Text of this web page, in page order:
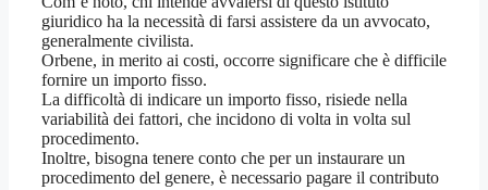
giuridico ha la necessità di farsi assistere da un avvocato,
generalmente civilista.
Orbene, in merito ai costi, occorre significare che è difficile
fornire un importo fisso.
La difficoltà di indicare un importo fisso, risiede nella
variabilità dei fattori, che incidono di volta in volta sul
procedimento.
Inoltre, bisogna tenere conto che per un instaurare un
procedimento del genere, è necessario pagare il contributo